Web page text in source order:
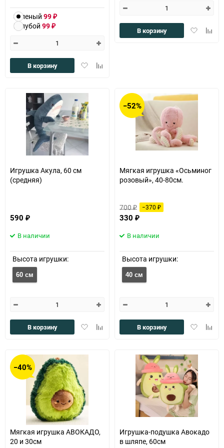
Зеленый 99 ₽
Голубой 99 ₽
ДобавитьДобавить
В корзину
Добавить
В корзину
Игрушка Акула, 60 см
(средняя)
590 ₽
В наличии
Высота игрушки:
60 см
ДобавитьДобавить
В корзину
−52%
Мягкая игрушка «Осьминог
розовый», 40-80см.
700₽ −370 ₽
330 ₽
В наличии
Высота игрушки:
40 см
Добавить
В корзину
−40%
Мягкая игрушка АВОКАДО,
20 и 30см
Игрушка-подушка Авокадо
в шляпе, 60см